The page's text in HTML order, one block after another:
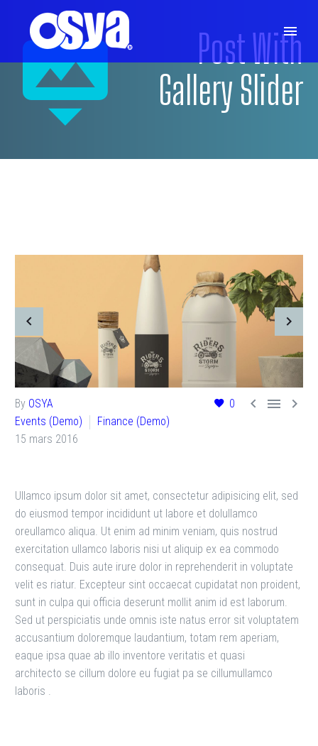


Post With
Gallery Slider
0   
By OSYA
Events (Demo)
Finance (Demo)
15 mars 2016
Ullamco ipsum dolor sit amet, consectetur adipisicing elit, sed
do eiusmod tempor incididunt ut labore et dolullamco
oreullamco aliqua. Ut enim ad minim veniam, quis nostrud
exercitation ullamco laboris nisi ut aliquip ex ea commodo
consequat. Duis aute irure dolor in reprehenderit in voluptate
velit es riatur. Excepteur sint occaecat cupidatat non proident,
sunt in culpa qui officia deserunt mollit anim id est laborum.
Sed ut perspiciatis unde omnis iste natus error sit voluptatem
accusantium doloremque laudantium, totam rem aperiam,
eaque ipsa quae ab illo inventore veritatis et quasi
architecto se cillum dolore eu fugiat pa se cillumullamco
laboris .